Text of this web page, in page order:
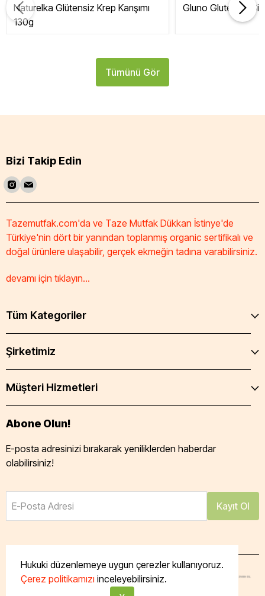
Hukuki düzenlemeye uygun çerezler kullanıyoruz.
Çerez politikamızı inceleyebilirsiniz.
Naturelka Glütensiz Krep Karışımı
130g
Gluno Glutensiz
Tümünü Gör
Bizi Takip Edin
Tazemutfak.com'da ve Taze Mutfak Dükkan İstinye'de
Türkiye'nin dört bir yanından toplanmış organic sertifikalı ve
doğal ürünlere ulaşabilir, gerçek ekmeğin tadına varabilirsiniz.
devamı için tıklayın...
Tüm Kategoriler
Şirketimiz
Müşteri Hizmetleri
Abone Olun!
E-posta adresinizi bırakarak yeniliklerden haberdar
olabilirsiniz!
E-Posta Adresi Kayıt Ol